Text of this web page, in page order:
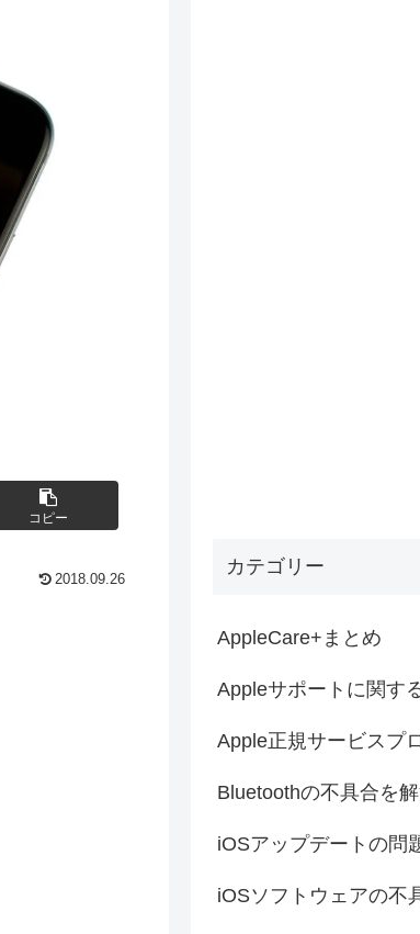
コピー
2018.09.26
カテゴリー
AppleCare+まとめ
Appleサポートに関す
Apple正規サービスプ
Bluetoothの不具合を
iOSアップデートの問
iOSソフトウェアの不